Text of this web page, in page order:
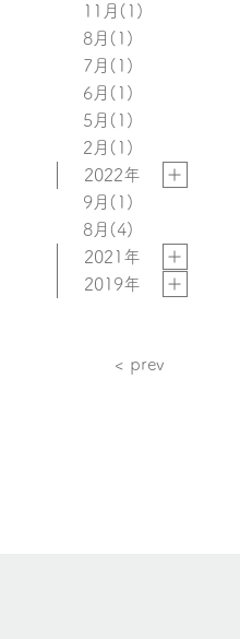
11月 (1)
8月 (1)
7月 (1)
6月 (1)
5月 (1)
2月 (1)
2022年
9月 (1)
8月 (4)
2021年
2019年
< prev